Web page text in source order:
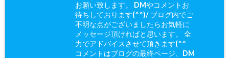
お願い致します。 DMやコメントお
待ちしております(^^)/ ブログ内でご
不明な点がございましたらお気軽に
メッセージ頂ければと思います。 全
力でアドバイスさせて頂きます(^^ゞ
コメントはブログの最終ページ、DM